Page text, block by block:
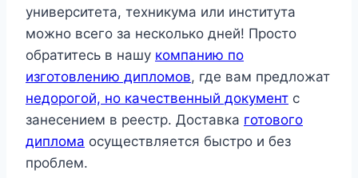
университета, техникума или института
можно всего за несколько дней! Просто
обратитесь в нашу компанию по
изготовлению дипломов, где вам предложат
недорогой, но качественный документ с
занесением в реестр. Доставка готового
диплома осуществляется быстро и без
проблем.